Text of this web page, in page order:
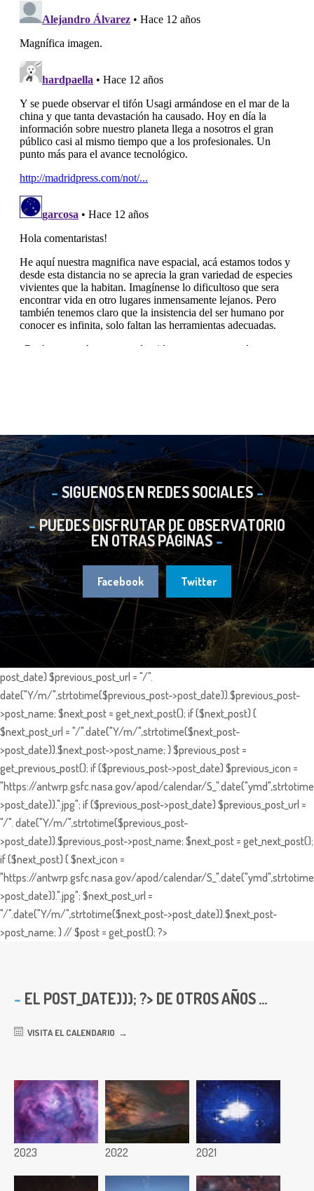
SIGUENOS EN REDES SOCIALES
PUEDES DISFRUTAR DE OBSERVATORIO
EN OTRAS PÁGINAS
Facebook Twitter
post_date) $previous_post_url = "/".
date("Y/m/",strtotime($previous_post->post_date)).$previous_post-
>post_name; $next_post = get_next_post(); if ($next_post) {
$next_post_url = "/".date("Y/m/",strtotime($next_post-
>post_date)).$next_post->post_name; } $previous_post =
get_previous_post(); if ($previous_post->post_date) $previous_icon =
"https://antwrp.gsfc.nasa.gov/apod/calendar/
>post_date)).".jpg"; if ($previous_post->post_date) $previous_post_url =
"/". date("Y/m/",strtotime($previous_post-
>post_date)).$previous_post->post_name; $next_post = get_next_post();
if ($next_post) { $next_icon =
"https://antwrp.gsfc.nasa.gov/apod/calendar/
>post_date)).".jpg"; $next_post_url =
"/".date("Y/m/",strtotime($next_post->post_date)).$next_post-
>post_name; } // $post = get_post(); ?>
EL POST_DATE))); ?> DE OTROS AÑOS ...
VISITA EL CALENDARIO
2023 2022 2021